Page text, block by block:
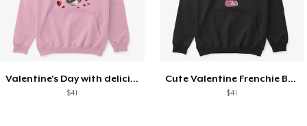
Valentine's Day with delicious food
$41
Cute Valentine Frenchie Bulldog
$41